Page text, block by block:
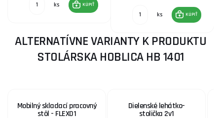
ks KÚPIŤ
ks KÚPIŤ
ALTERNATÍVNE VARIANTY K PRODUKTU
STOLÁRSKA HOBLICA HB 1401
Mobilný skladací pracovný
stôl - FLEX01
Dielenské lehátko-
stolička 2v1